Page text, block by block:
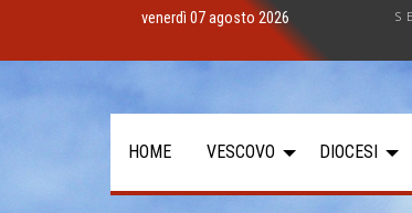
venerdì 07 agosto 2026
HOME VESCOVO DIOCESI